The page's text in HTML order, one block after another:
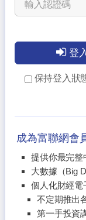
登
保持登入狀
成為富聯網會
提供你最完整
大數據（Big
個人化財經電
不定期推出
第一手投資